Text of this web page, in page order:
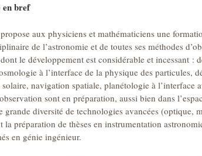
en bref
aux physiciens et mathématiciens une
de l’astronomie et de toutes ses méthodes
le développement est considérable et incessant :
à l’interface de la physique des particules,
navigation spatiale, planétologie à l’interface
sont en préparation, aussi bien dans
grande diversité de technologies avancées (optique,
la préparation de thèses en instrumentation
en génie ingénieur.